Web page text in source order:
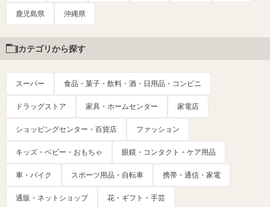
鹿児島県 沖縄県
カテゴリから探す
スーパー 食品・菓子・飲料・酒・日用品・コンビニ
ドラッグストア 家具・ホームセンター 家電店
ショッピングセンター・百貨店 ファッション
キッズ・ベビー・おもちゃ 眼鏡・コンタクト・ケア用品
車・バイク スポーツ用品・自転車 携帯・通信・家電
通販・ネットショップ 花・ギフト・手芸